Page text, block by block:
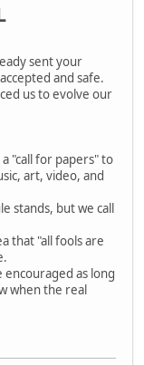
sent your
and safe.
us to evolve our
"call for papers" to
art, video, and
stands, but we call
that "all fools are
encouraged as long
when the real